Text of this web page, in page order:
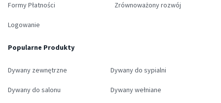
Formy Płatności
Logowanie
Zrównoważony rozwój
Popularne Produkty
Dywany zewnętrzne Dywany do sypialni
Dywany do salonu Dywany wełniane